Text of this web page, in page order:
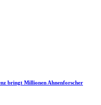
bringt Millionen Ahnenforscher